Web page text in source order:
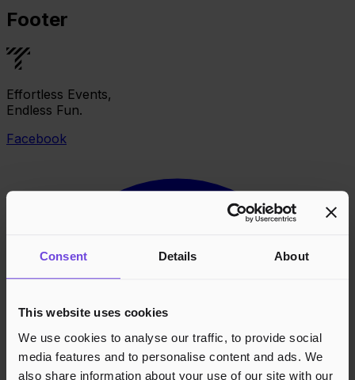
Consent Details About
This website uses cookies
We use cookies to analyse our traffic, to provide social
media features and to personalise content and ads. We
also share information about your use of our site with our
Footer
Effortless Events,
Endless Fun.
Facebook